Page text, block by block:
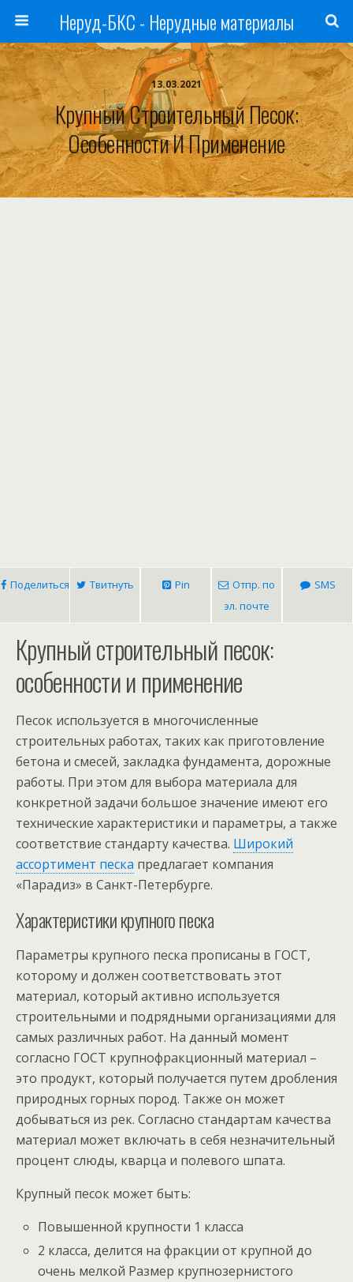
Неруд-БКС - Нерудные материалы
13.03.2021
Крупный Строительный Песок:
Особенности И Применение
Поделиться Твитнуть Pin
Отпр. по
эл. почте
SMS
Крупный строительный песок:
особенности и применение
Песок используется в многочисленные
строительных работах, таких как приготовление
бетона и смесей, закладка фундамента, дорожные
работы. При этом для выбора материала для
конкретной задачи большое значение имеют его
технические характеристики и параметры, а также
соответствие стандарту качества. Широкий
ассортимент песка предлагает компания
«Парадиз» в Санкт-Петербурге.
Характеристики крупного песка
Параметры крупного песка прописаны в ГОСТ,
которому и должен соответствовать этот
материал, который активно используется
строительными и подрядными организациями для
самых различных работ. На данный момент
согласно ГОСТ крупнофракционный материал –
это продукт, который получается путем дробления
природных горных пород. Также он может
добываться из рек. Согласно стандартам качества
материал может включать в себя незначительный
процент слюды, кварца и полевого шпата.
Крупный песок может быть:
Повышенной крупности 1 класса
2 класса, делится на фракции от крупной до
очень мелкой Размер крупнозернистого